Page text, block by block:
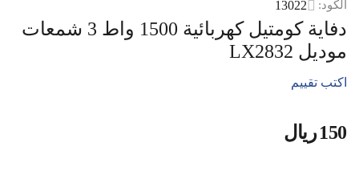
الكود: 13022
دفاية كومتيل كهربائية 1500 واط 3 شمعات
موديل LX2832
اكتب تقييم
ريال‎ ‍150‍